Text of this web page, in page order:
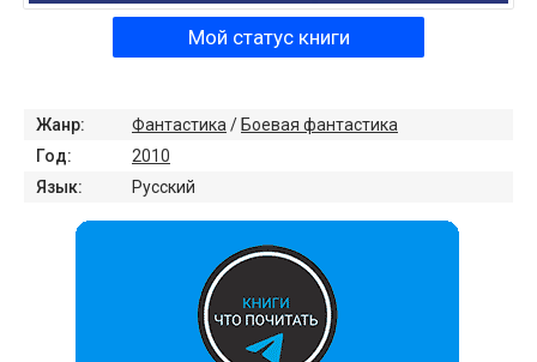
Мой статус книги
Жанр: Фантастика / Боевая фантастика
Год:
2010
Язык:
Русский